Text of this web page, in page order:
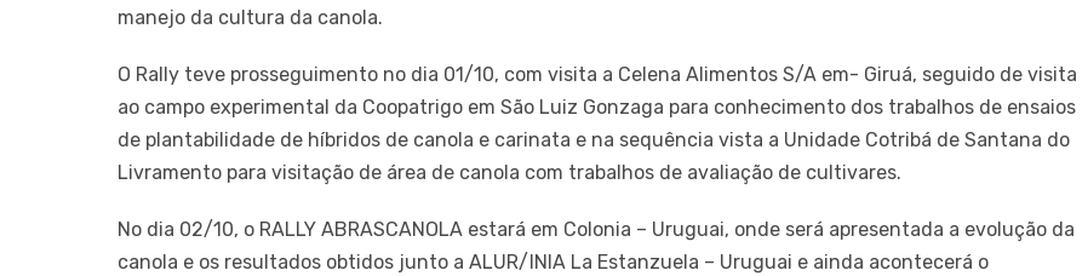
manejo da cultura da canola.
O Rally teve prosseguimento no dia 01/10, com visita a Celena Alimentos S/A em- Giruá, seguido de visita
ao campo experimental da Coopatrigo em São Luiz Gonzaga para conhecimento dos trabalhos de ensaios
de plantabilidade de híbridos de canola e carinata e na sequência vista a Unidade Cotribá de Santana do
Livramento para visitação de área de canola com trabalhos de avaliação de cultivares.
No dia 02/10, o RALLY ABRASCANOLA estará em Colonia – Uruguai, onde será apresentada a evolução da
canola e os resultados obtidos junto a ALUR/INIA La Estanzuela – Uruguai e ainda acontecerá o